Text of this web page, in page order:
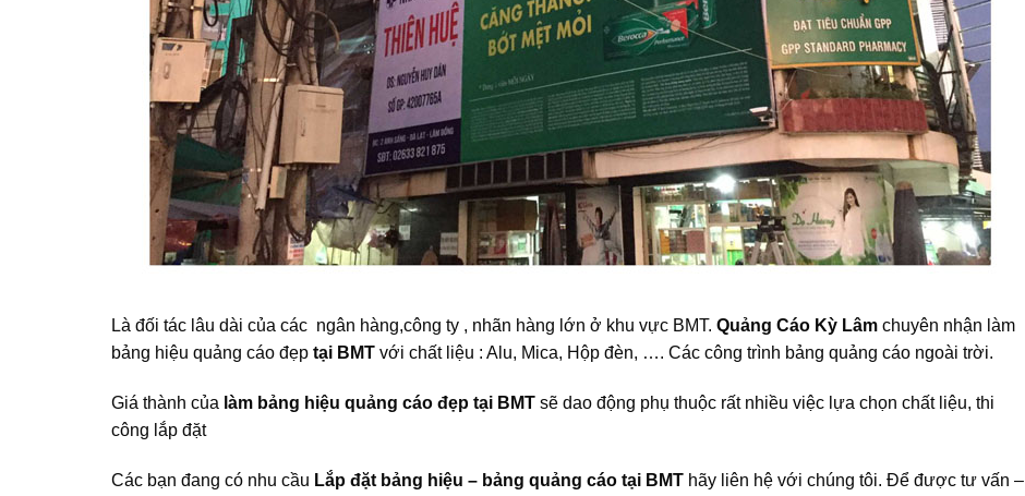
Là đối tác lâu dài của các ngân hàng,công ty , nhãn hàng lớn ở khu vực BMT. Quảng Cáo Kỳ Lâm chuyên nhận làm
bảng hiệu quảng cáo đẹp tại BMT với chất liệu : Alu, Mica, Hộp đèn, …. Các công trình bảng quảng cáo ngoài trời.
Giá thành của làm bảng hiệu quảng cáo đẹp tại BMT sẽ dao động phụ thuộc rất nhiều việc lựa chọn chất liệu, thi
công lắp đặt
Các bạn đang có nhu cầu Lắp đặt bảng hiệu – bảng quảng cáo tại BMT hãy liên hệ với chúng tôi. Để được tư vấn –